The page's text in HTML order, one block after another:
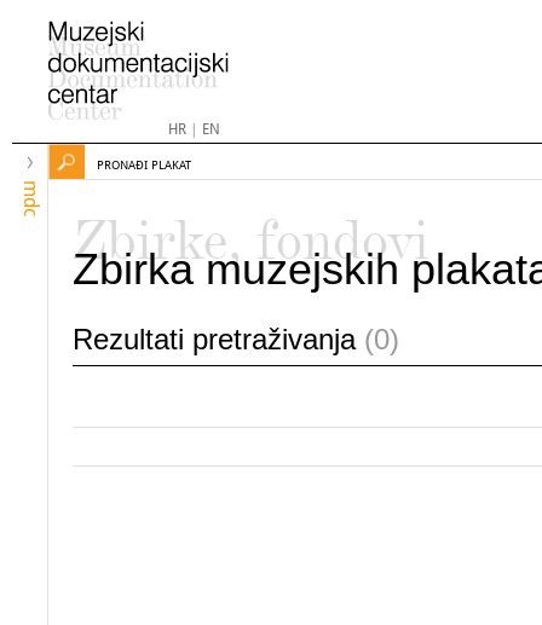
HR| EN
mdc
PRONAĐI PLAKAT
Zbirke, fondovi
Zbirka muzejskih
Rezultati pretraživanja (0)